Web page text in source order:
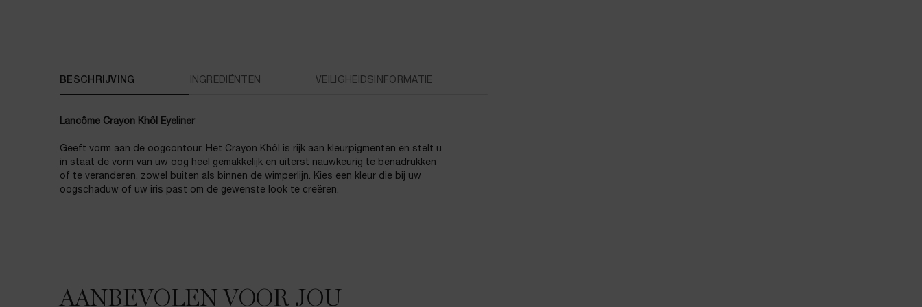
BESCHRIJVING INGREDIËNTEN VEILIGHEIDSINFORMATIE
Lancôme Crayon Khôl Eyeliner
Geeft vorm aan de oogcontour. Het Crayon Khôl is rijk aan kleurpigmenten en stelt u
in staat de vorm van uw oog heel gemakkelijk en uiterst nauwkeurig te benadrukken
of te veranderen, zowel buiten als binnen de wimperlijn. Kies een kleur die bij uw
oogschaduw of uw iris past om de gewenste look te creëren.
JE HOUDT MISSCHIEN VANAANBEVOLEN VOOR JOU